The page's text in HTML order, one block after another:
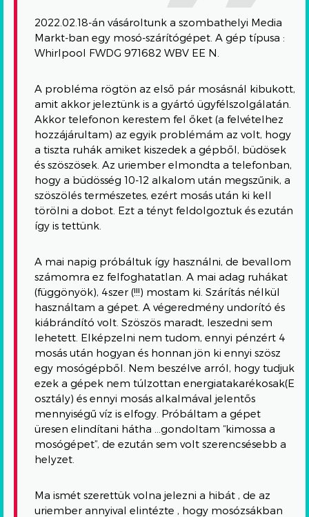
2022.02.18-án vásároltunk a szombathelyi Media
Markt-ban egy mosó-szárítógépet. A gép típusa :
Whirlpool FWDG 971682 WBV EE N.
A probléma rögtön az első pár mosásnál kibukott,
amit akkor jeleztünk is a gyártó ügyfélszolgálatán.
Akkor telefonon kerestem fel őket (a felvételhez
hozzájárultam) az egyik problémám az volt, hogy
a tiszta ruhák amiket kiszedek a gépből, büdösek
és szöszösek. Az uriember elmondta a telefonban,
hogy a büdösség 10-12 alkalom után megszűnik, a
szöszölés természetes, ezért mosás után ki kell
törölni a dobot. Ezt a tényt feldolgoztuk és ezután
így is tettünk.
A mai napig próbáltuk így használni, de bevallom
számomra ez felfoghatatlan. A mai adag ruhákat
(függönyök), 4szer (!!!) mostam ki. Szárítás nélkül
használtam a gépet. A végeredmény undorító és
kiábrándító volt. Szöszös maradt, leszedni sem
lehetett. Elképzelni nem tudom, ennyi pénzért 4
mosás után hogyan és honnan jön ki ennyi szösz
egy mosógépből. Nem beszélve arról, hogy tudjuk
ezek a gépek nem túlzottan energiatakarékosak(E
osztály) és ennyi mosás alkalmával jelentős
mennyiségű víz is elfogy. Próbáltam a gépet
üresen elindítani hátha …gondoltam “kimossa a
mosógépet”, de ezután sem volt szerencsésebb a
helyzet.
Ma ismét szerettük volna jelezni a hibát , de az
uriember annyival elintézte , hogy mosózsákban